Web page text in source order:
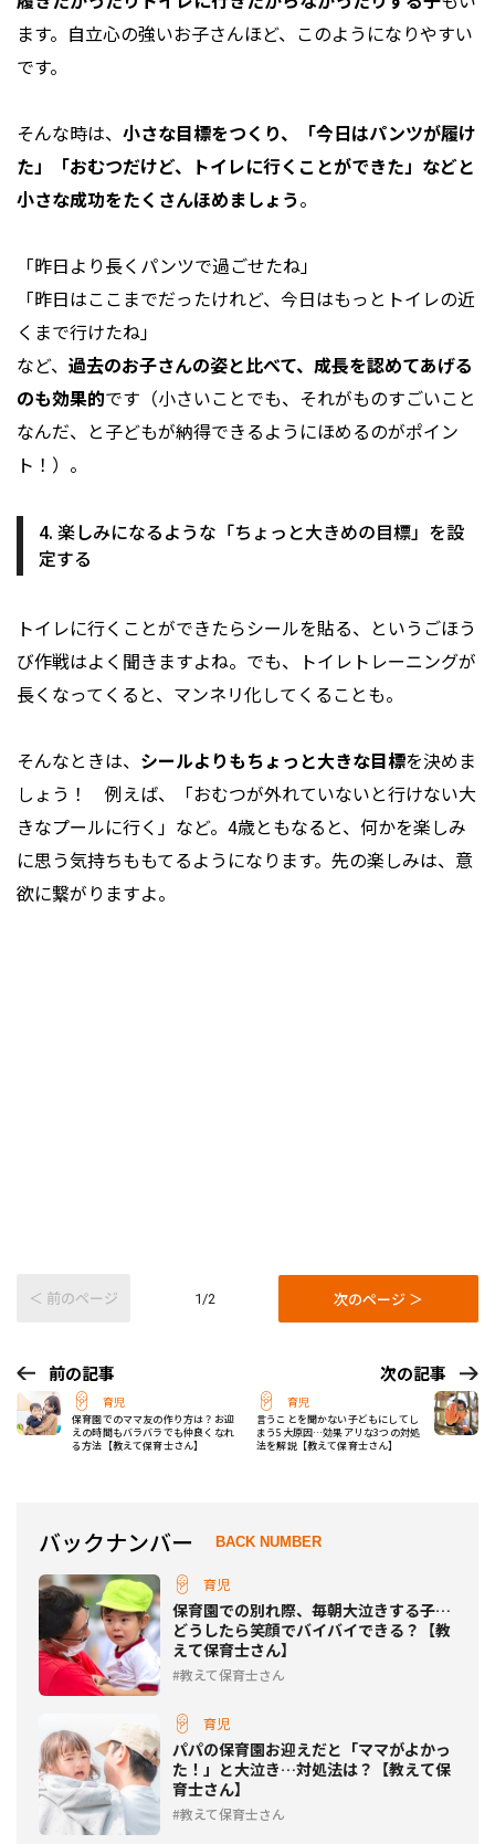
ます。自立心の強いお子さんほど、このようになりやすい
です。
そんな時は、 小さな目標をつくり、「今日はパンツが履け
た」「おむつだけど、トイレに行くことができた」などと
小さな成功をたくさんほめましょう。
「昨日より長くパンツで過ごせたね」
「昨日はここまでだったけれど、今日はもっとトイレの近
くまで行けたね」
など、 過去のお子さんの姿と比べて、成長を認めてあげる
のも効果的です（小さいことでも、それがものすごいこと
なんだ、と子どもが納得できるようにほめるのがポイン
ト！）。
4. 楽しみになるような「ちょっと大きめの目標」を設
定する
トイレに行くことができたらシールを貼る、というごほう
び作戦はよく聞きますよね。でも、トイレトレーニングが
長くなってくると、マンネリ化してくることも。
そんなときは、 シールよりもちょっと大きな目標を決めま
しょう！ 例えば、「おむつが外れていないと行けない大
きなプールに行く」など。4歳ともなると、何かを楽しみ
に思う気持ちももてるようになります。先の楽しみは、意
欲に繋がりますよ。
＜ 前のページ 1/2 次のページ ＞
前の記事
育児
保育園でのママ友の作り方は？お迎
えの時間もバラバラでも仲良くなれ
る方法【教えて保育士さん】
次の記事
育児
言うことを聞かない子どもにしてし
まう5大原因…効果アリな3つの対処
法を解説【教えて保育士さん】
バックナンバー BACK NUMBER
育児
保育園での別れ際、毎朝大泣きする子…
どうしたら笑顔でバイバイできる？【教
えて保育士さん】
教えて保育士さん
育児
パパの保育園お迎えだと「ママがよかっ
た！」と大泣き…対処法は？【教えて保
育士さん】
教えて保育士さん